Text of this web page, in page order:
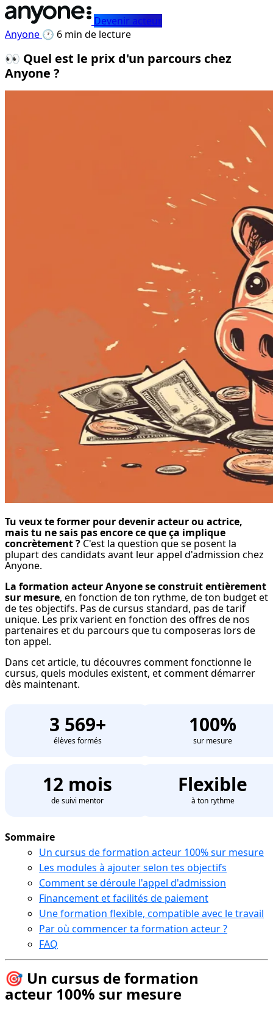
Devenir acteur
Anyone 🕐 6 min de lecture
👀 Quel est le prix d'un parcours chez
Anyone ?
Tu veux te former pour devenir acteur ou actrice,
mais tu ne sais pas encore ce que ça implique
concrètement ? C'est la question que se posent la
plupart des candidats avant leur appel d'admission chez
Anyone.
La formation acteur Anyone se construit entièrement
sur mesure, en fonction de ton rythme, de ton budget et
de tes objectifs. Pas de cursus standard, pas de tarif
unique. Les prix varient en fonction des offres de nos
partenaires et du parcours que tu composeras lors de
ton appel.
Dans cet article, tu découvres comment fonctionne le
cursus, quels modules existent, et comment démarrer
dès maintenant.
3 569+
élèves formés
100%
sur mesure
12 mois
de suivi mentor
Flexible
à ton rythme
Sommaire
Un cursus de formation acteur 100% sur mesure
Les modules à ajouter selon tes objectifs
Comment se déroule l'appel d'admission
Financement et facilités de paiement
Une formation flexible, compatible avec le travail
Par où commencer ta formation acteur ?
FAQ
🎯 Un cursus de formation
acteur 100% sur mesure